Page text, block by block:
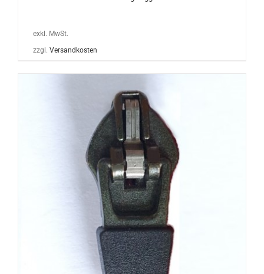
exkl. MwSt.
zzgl. Versandkosten